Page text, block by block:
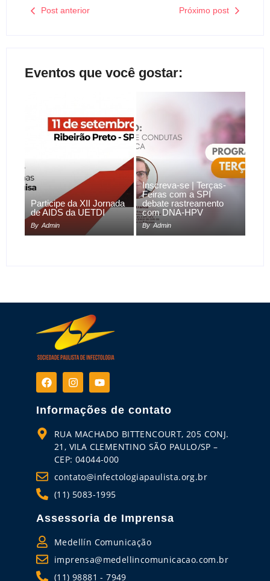
Post anterior Próximo post
Eventos que você gostar:
Participe da XII Jornada
de AIDS da UETDI
By Admin
Inscreva-se | Terças-
Feiras com a SPI
debate rastreamento
com DNA-HPV
By Admin
Informações de contato
RUA MACHADO BITTENCOURT, 205 CONJ.
21, VILA CLEMENTINO SÃO PAULO/SP –
CEP: 04044-000
contato@infectologiapaulista.org.br
(11) 5083-1995
Assessoria de Imprensa
Medellín Comunicação
imprensa@medellincomunicacao.com.br
(11) 98881 - 7949